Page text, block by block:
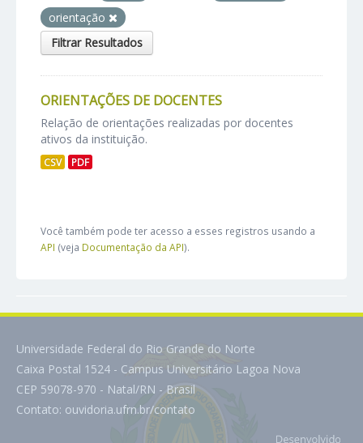
orientação
Filtrar Resultados
ORIENTAÇÕES DE DOCENTES
Relação de orientações realizadas por docentes
ativos da instituição.
CSV PDF
Você também pode ter acesso a esses registros usando a
API (veja Documentação da API).
Universidade Federal do Rio Grande do Norte
Caixa Postal 1524 - Campus Universitário Lagoa Nova
CEP 59078-970 - Natal/RN - Brasil
Contato: ouvidoria.ufrn.br/contato